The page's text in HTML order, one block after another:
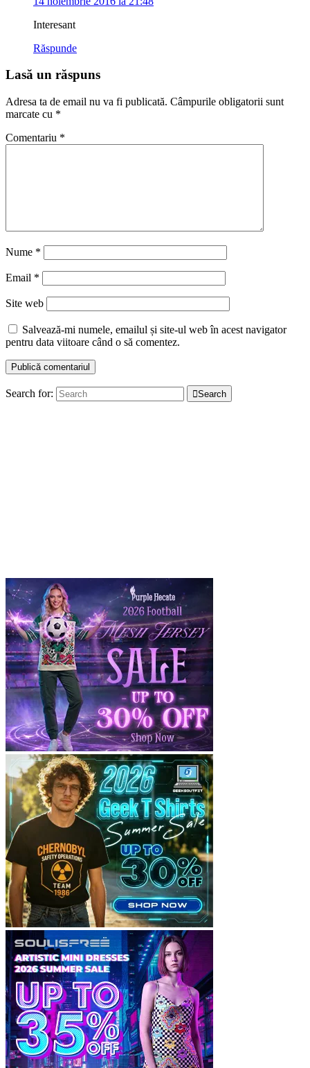
Interesant
Răspunde
Lasă un răspuns
Adresa ta de email nu va fi publicată. Câmpurile obligatorii sunt
marcate cu *
Comentariu *
Nume *
Email *
Site web
Salvează-mi numele, emailul și site-ul web în acest navigator
pentru data viitoare când o să comentez.
Search for: Search